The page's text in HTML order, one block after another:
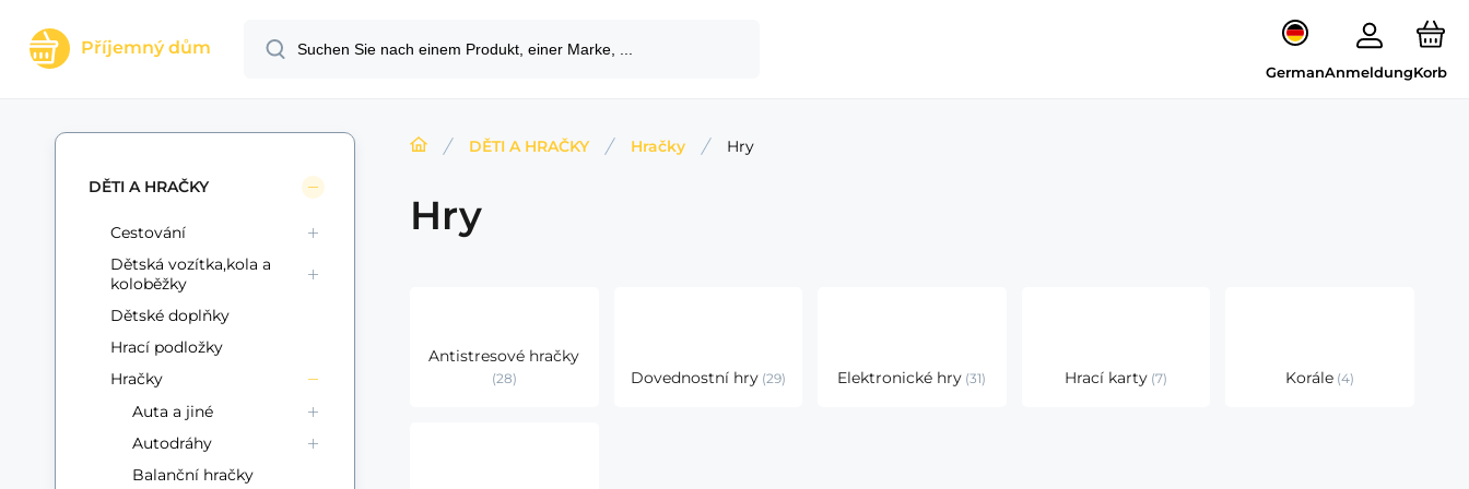
Příjemný dům
GermanAnmeldungKorb
DĚTI A HRAČKY Hračky Hry
Hry
Antistresové hračky
28 Dovednostní hry 29 Elektronické hry 31 Hrací karty 7 Korále 4
DĚTI A HRAČKY
Cestování
Dětská vozítka,kola a
koloběžky
Dětské doplňky
Hrací podložky
Hračky
Auta a jiné
Autodráhy
Balanční hračky